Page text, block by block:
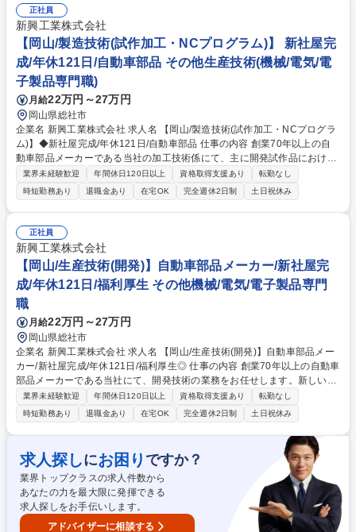
る品質に影響する課題解決、作業者への指導、検査方法の提案■製造不良
発生時の対策元との折衝■返却された製品の原因調査と調査報告書の作成
■業務内容の変更の範囲：当社業務全般 募集職種 習志野【システム製品の
品質保証】製品検査/品質管理/日立G産業機器メーカー
正社員
新興工業株式会社
【岡山/製造技術(試作加工・NCプログラム)】 新社屋完
成/年休121日/自動車部品 その他生産技術(機械/電気/電
子製品専門職)
月給22万円～27万円
岡山県総社市
企業名 新興工業株式会社 求人名 【岡山/製造技術(試作加工・NCプログラ
ム)】◆新社屋完成/年休121日/自動車部品 仕事の内容 創業70年以上の自
動車部品メーカーである当社の加工技術係にて、主に開発試作品における
加工技術業務全般をお任せします。難易度の高い開発試作品を短納期で対
応可能な設備導入・組織体制が整っている環境です！ 【具体的に】■開発
試作品の加工時間・費用見積（製品要求に合わせた最適な工法、設備、工
具の選定/試作加工費の見積） ■NC制御設備のプログラム作成・編集(見積
に沿ったNCプログラムの作成・トライアル実施） ■各種試作対応（試作
用の簡易治具の製作、実際の試作加工、検査対応） 【主な使用設備】複合
加工機、歯車研削盤、金属3Dプリンタ、グライディングセンタ、マシニ
ングセンタ、NC旋盤、汎用平面研削盤など 募集職種 【岡山/製造技術(試
作加工・NCプログラム)】◆新社屋完成/年休121日/自動車部品
業界未経験歓迎 年間休日120日以上 資格取得支援あり
転勤なし
時短勤務あり
退職金あり 在宅OK 完全週休2日制 土日祝休み
正社員
新興工業株式会社
【岡山/生産技術(開発)】自動車部品メーカー/新社屋完
成/年休121日/福利厚生 その他機械/電気/電子製品専門
職
月給22万円～27万円
岡山県総社市
企業名 新興工業株式会社 求人名 【岡山/生産技術(開発)】自動車部品メー
カー/新社屋完成/年休121日/福利厚生◎ 仕事の内容 創業70年以上の自動車
部品メーカーである当社にて、開発技術の業務をお任せします。新しい製
造設備の製作や、設備の新技術導入の検討など、創造的な仕事に取り組め
るポジションです。 【具体的に】■自動ライン設備の製作（検査機・位置
決め機など） ■設備新技術の導入検討（3Dプリンター、カメラ導入、マイ
コン技術の活用検討など） ■市場調査と異業種製品の応用検討（新規受注
品開拓） 【部署の目的と狙い】設備内製化による社内の技術力向上や、革
新的な製造ラインの自動化による人に優しい環境作り、新市場開拓などを
狙います 募集職種 【岡山/生産技術(開発)】自動車部品メーカー/新社屋完
成/年休121日/福利厚生◎
業界未経験歓迎 年間休日120日以上 資格取得支援あり
転勤なし
時短勤務あり
退職金あり 在宅OK 完全週休2日制 土日祝休み
求人探しにお困り ですか？
業界トップクラスの求人件数から
あなたの力を最大限に発揮できる
求人探しをお手伝いします。
アドバイザーに相談する